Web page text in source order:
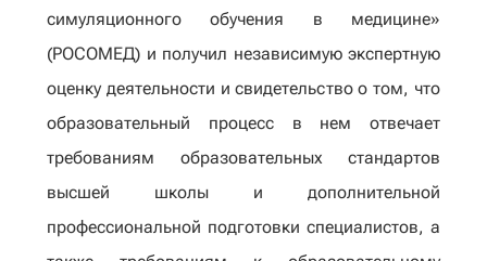
симуляционного обучения в медицине»
(РОСОМЕД) и получил независимую экспертную
оценку деятельности и свидетельство о том, что
образовательный процесс в нем отвечает
требованиям образовательных стандартов
высшей школы и дополнительной
профессиональной подготовки специалистов, а